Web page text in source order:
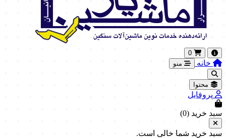
0
خانه منو
محتوا
پروفایل
سبد خرید (0
)
سبد خرید شما خالی است.